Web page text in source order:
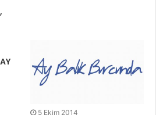
5 Ekim 2014